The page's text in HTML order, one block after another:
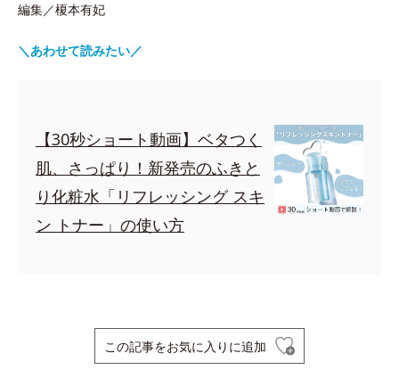
編集／榎本有妃
＼あわせて読みたい／
【30秒ショート動画】ベタつく
肌、さっぱり！新発売のふきと
り化粧水「リフレッシング スキ
ン トナー」の使い方
この記事をお気に入りに追加